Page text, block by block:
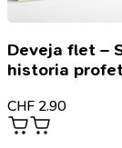
Deveja flet –
historia
CHF 2.90